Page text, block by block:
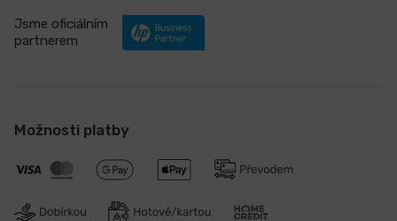
Jsme oficiálním
partnerem
Možnosti platby